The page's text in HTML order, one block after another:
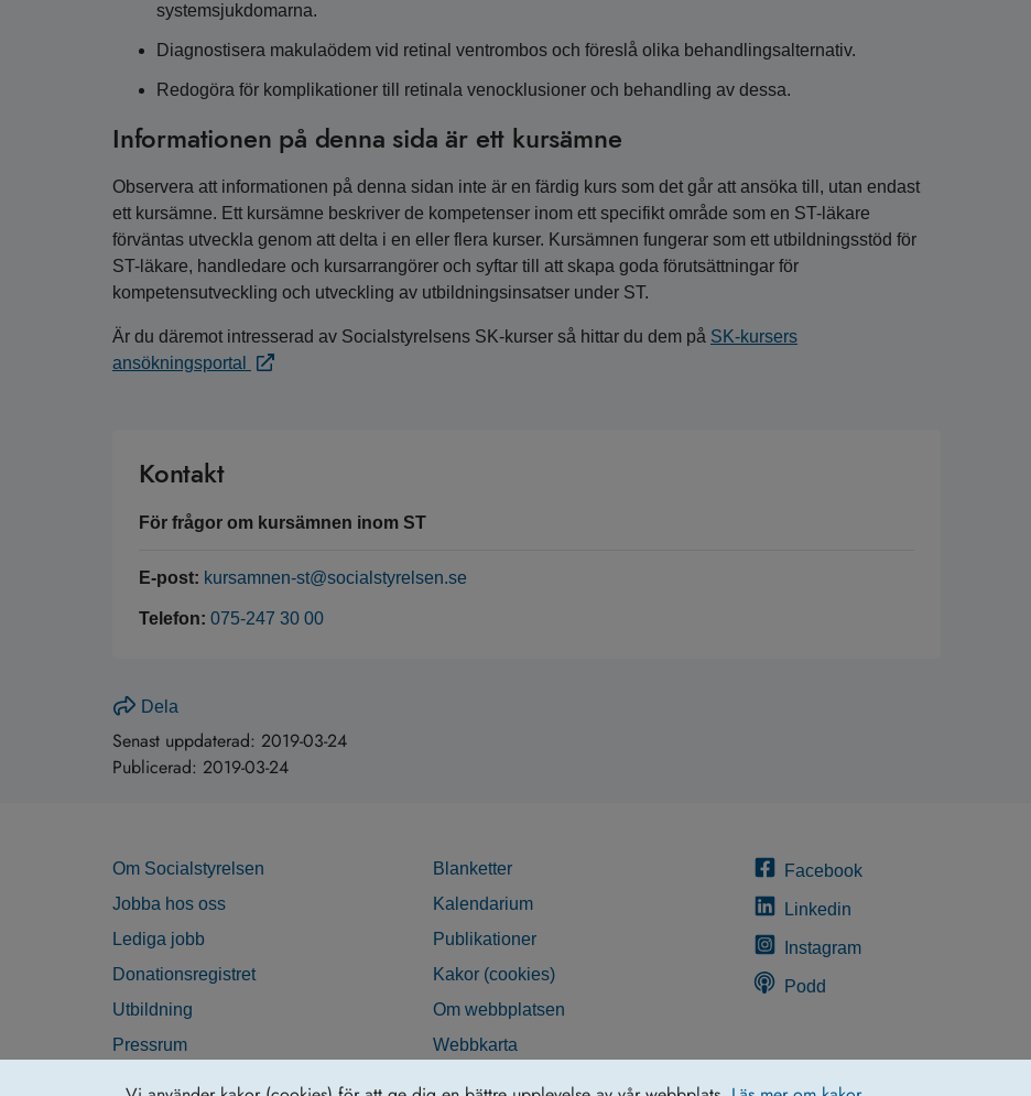
systemsjukdomarna.
Diagnostisera makulaödem vid retinal ventrombos och föreslå olika behandlingsalternativ.
Redogöra för komplikationer till retinala venocklusioner och behandling av dessa.
Informationen på denna sida är ett kursämne
Observera att informationen på denna sidan inte är en färdig kurs som det går att ansöka till, utan endast
ett kursämne. Ett kursämne beskriver de kompetenser inom ett specifikt område som en ST-läkare
förväntas utveckla genom att delta i en eller flera kurser. Kursämnen fungerar som ett utbildningsstöd för
ST-läkare, handledare och kursarrangörer och syftar till att skapa goda förutsättningar för
kompetensutveckling och utveckling av utbildningsinsatser under ST.
Är du däremot intresserad av Socialstyrelsens SK-kurser så hittar du dem på SK-kursers
ansökningsportal
Kontakt
För frågor om kursämnen inom ST
E-post: kursamnen-st@socialstyrelsen.se
Telefon: 075-247 30 00
Dela
Senast uppdaterad: 2019-03-24
Publicerad: 2019-03-24
Om Socialstyrelsen
Jobba hos oss
Lediga jobb
Donationsregistret
Utbildning
Pressrum
Blanketter
Kalendarium
Publikationer
Kakor (cookies)
Om webbplatsen
Webbkarta
Facebook
Linkedin
Instagram
Podd